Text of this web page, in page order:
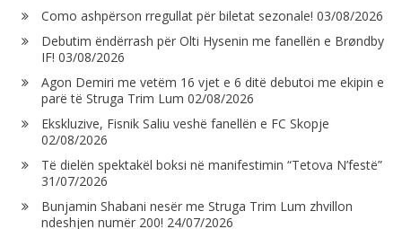
Como ashpërson rregullat për biletat sezonale! 03/08/2026
Debutim ëndërrash për Olti Hysenin me fanellën e Brøndby
IF! 03/08/2026
Agon Demiri me vetëm 16 vjet e 6 ditë debutoi me ekipin e
parë të Struga Trim Lum 02/08/2026
Ekskluzive, Fisnik Saliu veshë fanellën e FC Skopje
02/08/2026
Të dielën spektakël boksi në manifestimin “Tetova N’festë”
31/07/2026
Bunjamin Shabani nesër me Struga Trim Lum zhvillon
ndeshjen numër 200! 24/07/2026